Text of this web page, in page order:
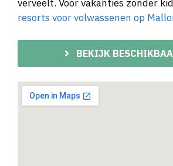
verveelt. Voor vakanties zonder
resorts voor volwassenen op
BEKIJK